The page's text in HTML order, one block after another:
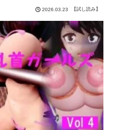
2026.03.23 【試し読み】